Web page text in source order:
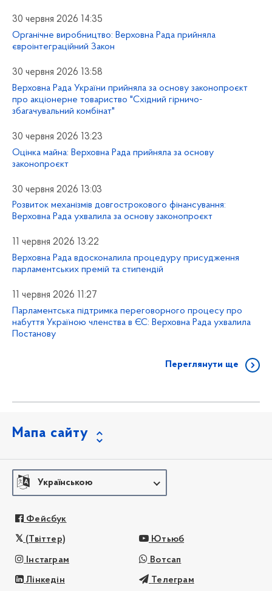
30 червня 2026 14:35
Органічне виробництво: Верховна Рада прийняла
євроінтеграційний Закон
30 червня 2026 13:58
Верховна Рада України прийняла за основу законопроєкт
про акціонерне товариство "Східний гірничо-
збагачувальний комбінат"
30 червня 2026 13:23
Оцінка майна: Верховна Рада прийняла за основу
законопроєкт
30 червня 2026 13:03
Розвиток механізмів довгострокового фінансування:
Верховна Рада ухвалила за основу законопроєкт
11 червня 2026 13:22
Верховна Рада вдосконалила процедуру присудження
парламентських премій та стипендій
11 червня 2026 11:27
Парламентська підтримка переговорного процесу про
набуття Україною членства в ЄС: Верховна Рада ухвалила
Постанову
Переглянути ще
Мапа сайту
Українською
Фейсбук
(Твіттер) Ютьюб
Інстаграм Вотсап
Лінкедін Телеграм